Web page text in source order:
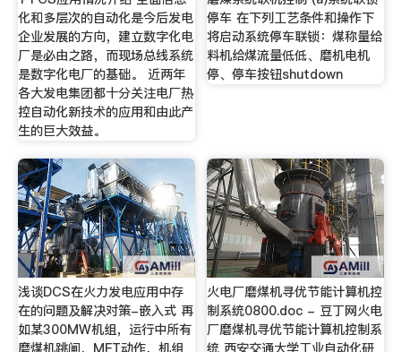
化和多层次的自动化是今后发电
企业发展的方向，建立数字化电
厂是必由之路，而现场总线系统
是数字化电厂的基础。 近两年
各大发电集团都十分关注电厂热
控自动化新技术的应用和由此产
生的巨大效益。
停车 在下列工艺条件和操作下
将启动系统停车联锁：煤称量给
料机给煤流量低低、磨机电机
停、停车按钮shutdown
浅谈DCS在火力发电应用中存
在的问题及解决对策-嵌入式 再
如某300MW机组，运行中所有
火电厂磨煤机寻优节能计算机控
制系统0800.doc - 豆丁网火电
厂磨煤机寻优节能计算机控制系